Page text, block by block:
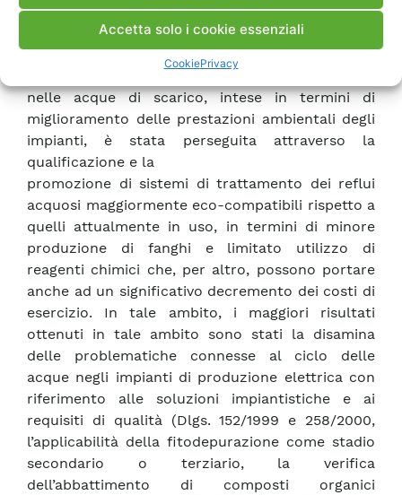
Accetta solo i cookie essenziali
CookiePrivacy
delle centraline SME, e i metodi di
campionamento e caratterizzazione di rifiuti
(IPA, PCB, diossine, idrocarburi, ecc.. La tematica
nelle acque di scarico, intese in termini di
miglioramento delle prestazioni ambientali degli
impianti, è stata perseguita attraverso la
qualificazione e la
promozione di sistemi di trattamento dei reflui
acquosi maggiormente eco-compatibili rispetto a
quelli attualmente in uso, in termini di minore
produzione di fanghi e limitato utilizzo di
reagenti chimici che, per altro, possono portare
anche ad un significativo decremento dei costi di
esercizio. In tale ambito, i maggiori risultati
ottenuti in tale ambito sono stati la disamina
delle problematiche connesse al ciclo delle
acque negli impianti di produzione elettrica con
riferimento alle soluzioni impiantistiche e ai
requisiti di qualità (Dlgs. 152/1999 e 258/2000,
l’applicabilità della fitodepurazione come stadio
secondario o terziario, la verifica
dell’abbattimento di composti organici